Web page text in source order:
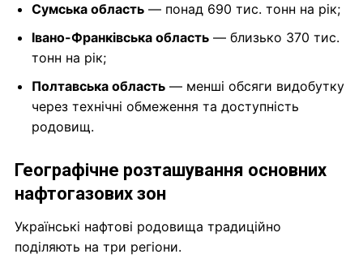
Сумська область — понад 690 тис. тонн на рік;
Івано-Франківська область — близько 370 тис.
тонн на рік;
Полтавська область — менші обсяги видобутку
через технічні обмеження та доступність
родовищ.
Географічне розташування основних
нафтогазових зон
Українські нафтові родовища традиційно
поділяють на три регіони.